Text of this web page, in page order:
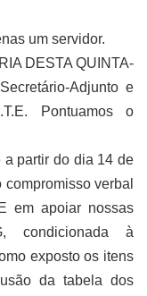
um servidor.
DESTA QUINTA-
Adjunto e
Pontuamos o
a partir do dia 14 de
verbal
em apoiar nossas
condicionada à
exposto os itens
da tabela dos